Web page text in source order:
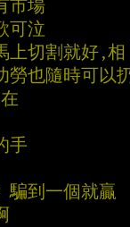
市場
可泣
上切割就好,相
勞也隨時可以
手
騙到一個就贏